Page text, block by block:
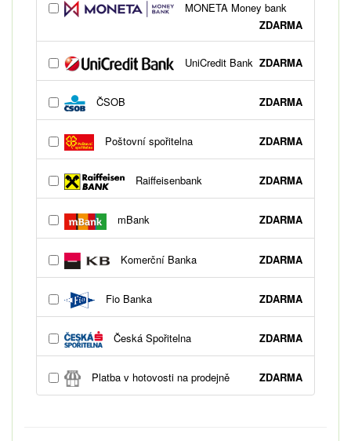
MONETA Money bank
ZDARMA
UniCredit Bank ZDARMA
ČSOB ZDARMA
Poštovní spořitelna ZDARMA
Raiffeisenbank ZDARMA
mBank ZDARMA
Komerční Banka ZDARMA
Fio Banka ZDARMA
Česká Spořitelna ZDARMA
Platba v hotovosti na prodejně ZDARMA